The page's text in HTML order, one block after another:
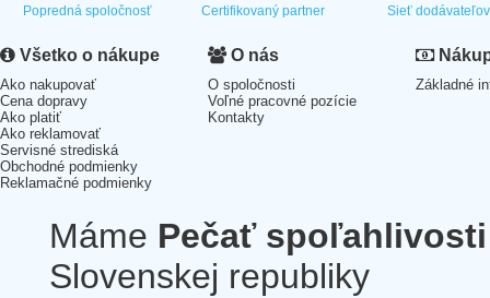
Popredná spoločnosť Certifikovaný partner Sieť dodávateľov
Všetko o nákupe
Ako nakupovať
Cena dopravy
Ako platiť
Ako reklamovať
Servisné strediská
Obchodné podmienky
Reklamačné podmienky
O nás
O spoločnosti
Voľné pracovné pozície
Kontakty
Základné
Máme Pečať spoľahlivosti
Slovenskej republiky